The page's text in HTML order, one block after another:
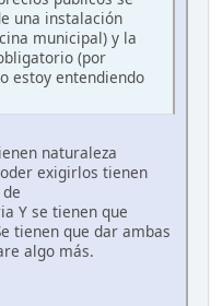
una instalación
municipal) y la
(por
estoy entendiendo
naturaleza
exigirlos tienen
Y se tienen que
tienen que dar ambas
algo más.